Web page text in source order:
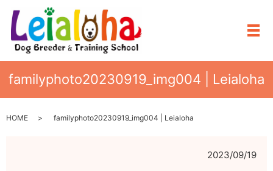
メ
familyphoto20230919_img004 | Leialoha
HOME familyphoto20230919_img004 | Leialoha
2023/09/19